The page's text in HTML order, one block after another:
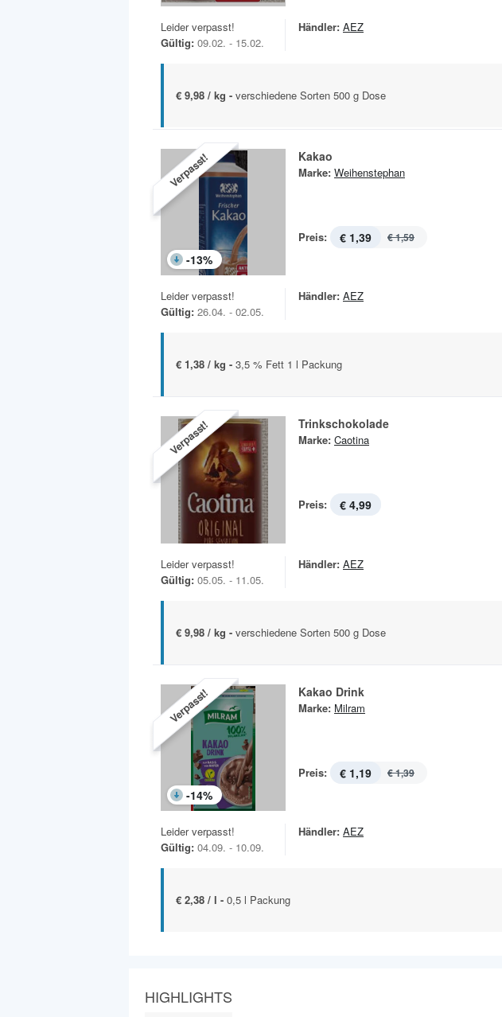
Leider verpasst!
Gültig: 09.02. - 15.02.
Händler: AEZ
€ 9,98 / kg - verschiedene Sorten 500 g Dose
Verpasst!
-13%
Kakao
Marke: Weihenstephan
Preis: € 1,39 € 1,59
Leider verpasst!
Gültig: 26.04. - 02.05.
Händler: AEZ
€ 1,38 / kg - 3,5 % Fett 1 l Packung
Verpasst! Trinkschokolade
Marke: Caotina
Preis: € 4,99
Leider verpasst!
Gültig: 05.05. - 11.05.
Händler: AEZ
€ 9,98 / kg - verschiedene Sorten 500 g Dose
Verpasst!
-14%
Kakao Drink
Marke: Milram
Preis: € 1,19 € 1,39
Leider verpasst!
Gültig: 04.09. - 10.09.
Händler: AEZ
€ 2,38 / l - 0,5 l Packung
HIGHLIGHTS